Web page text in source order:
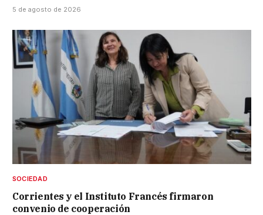
5 de agosto de 2026
SOCIEDAD
Corrientes y el Instituto Francés firmaron
convenio de cooperación